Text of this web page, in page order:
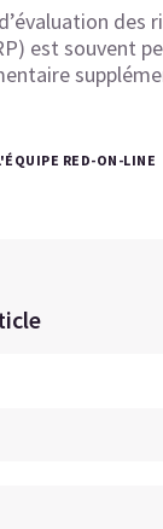
des
est souvent
RED-ON-LINE